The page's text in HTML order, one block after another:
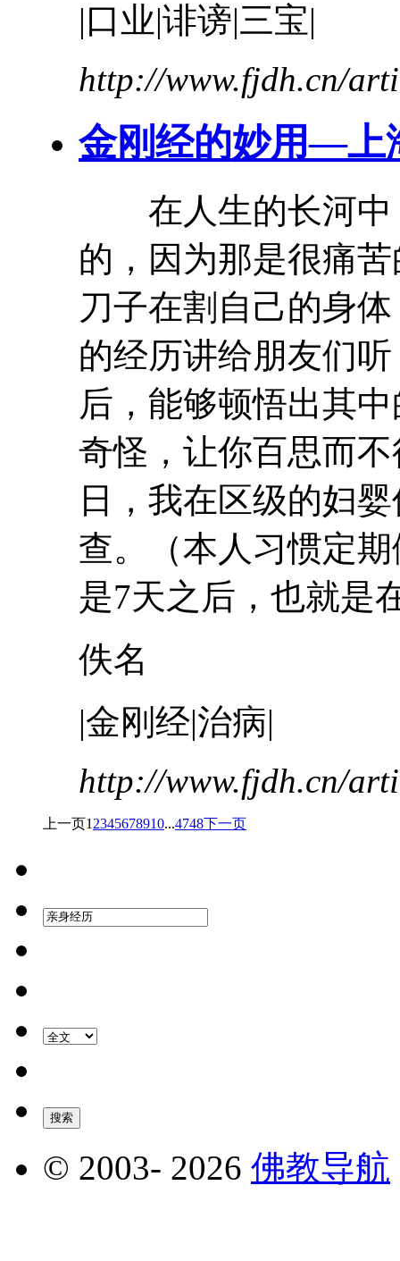
|口业|诽谤|三宝|
http://www.fjdh.cn/
金刚经的妙用—上
在人生的长河中
的，因为那是很痛
刀子在割自己的身
的经历讲给朋友们
后，能够顿悟出
奇怪，让你百思而
日，我在区级的妇
查。（本人习惯定
是7天之后，也就是
佚名
|金刚经|治病|
http://www.fjdh.cn/
上一页1 2345678910...4748下一页
© 2003- 2026 佛教导航